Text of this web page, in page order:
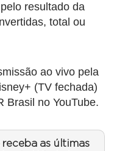
resultado da
total ou
ao vivo pela
(TV fechada)
Brasil no YouTube.
receba as últimas